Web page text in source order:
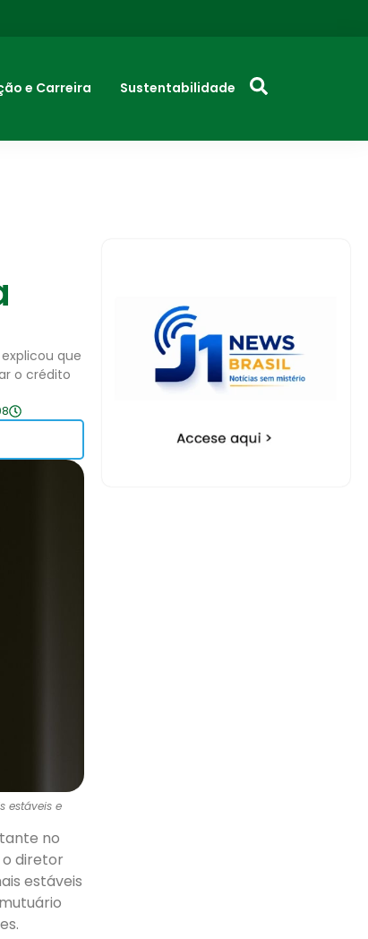
e Carreira Sustentabilidade
que
o crédito
estáveis e
no
o diretor
estáveis